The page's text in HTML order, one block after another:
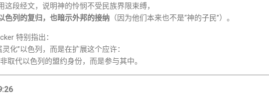
这段经文，说明神的怜悯不受民族界限束缚，
色列的复归，也暗示外邦的接纳 （因为他们本来也不是“神的子民”）。
特别指出：
化”以色列，而是在扩展这个应许：
取代以色列的盟约身份，而是参与其中。